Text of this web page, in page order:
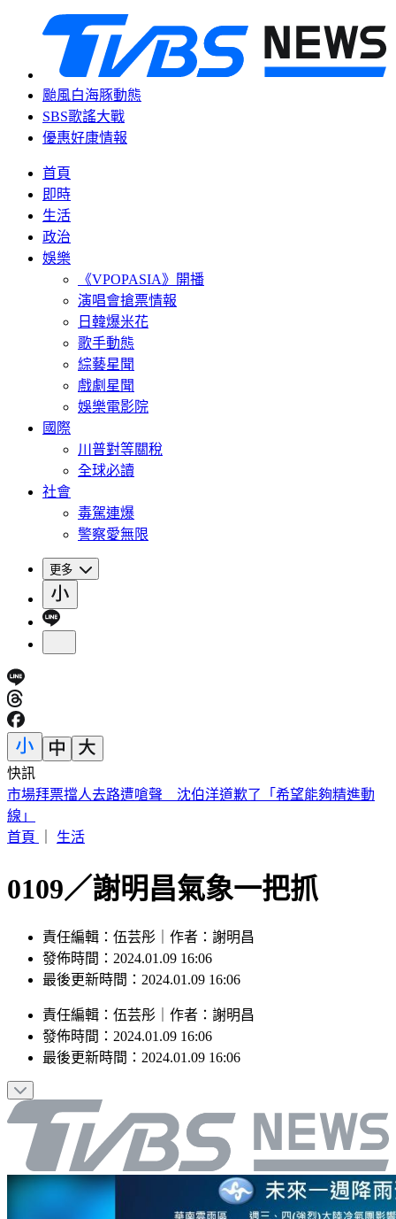
颱風白海豚動態
SBS歌謠大戰
優惠好康情報
首頁
即時
生活
政治
娛樂
《VPOPASIA》開播
演唱會搶票情報
日韓爆米花
歌手動態
綜藝星聞
戲劇星聞
娛樂電影院
國際
川普對等關稅
全球必讀
社會
毒駕連爆
警察愛無限
更多
快訊
晚起南部雨勢接力！專家曝「雨炸北台灣關鍵」 估這時起緩
和
首頁
生活
0109／謝明昌氣象一把抓
責任編輯：伍芸彤｜作者：謝明昌
發佈時間：2024.01.09 16:06
最後更新時間：2024.01.09 16:06
責任編輯 ： 伍芸彤 作者 ： 謝明昌
發佈時間： 2024.01.09 16:06
最後更新時間： 2024.01.09 16:06